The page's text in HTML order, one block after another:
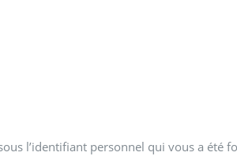
l’identifiant personnel qui vous a été